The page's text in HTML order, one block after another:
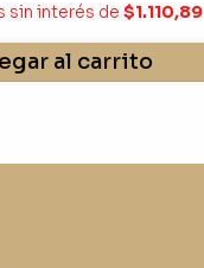
sin interés de $1.110,89
al carrito